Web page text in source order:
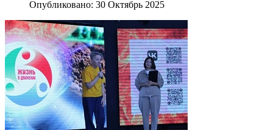
Опубликовано: 30 Октябрь 2025